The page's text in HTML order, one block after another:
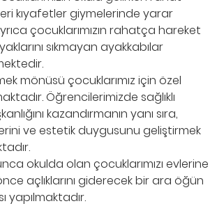
kıyafetler giymelerinde yarar
çocuklarımızın rahatça hareket
sıkmayan ayakkabılar
mönüsü çocuklarımız için özel
Öğrencilerimizde sağlıklı
kazandırmanın yanı sıra,
ve estetik duygusunu geliştirmek
okulda olan çocuklarımızı evlerine
açlıklarını giderecek bir ara öğün
yapılmaktadır.